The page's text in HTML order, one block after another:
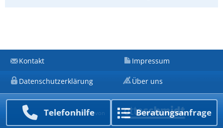
Telefon­hilfe Beratungs­anfrage
Kontakt Impressum
Datenschutzerklärung Über uns
Ein Unternehmen von